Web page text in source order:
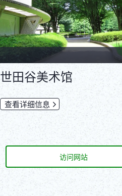
世田谷美术馆
查看详细信息
访问网站